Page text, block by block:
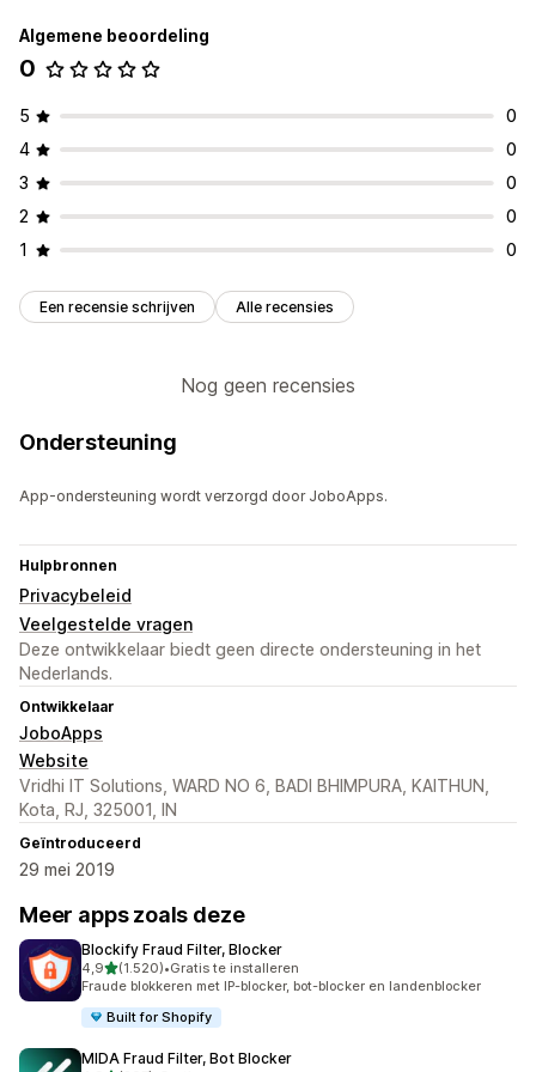
Algemene beoordeling
0
5
0
4
0
3
0
2
0
1
0
Een recensie schrijven Alle recensies
Nog geen recensies
Ondersteuning
App-ondersteuning wordt verzorgd door JoboApps.
Hulpbronnen
Privacybeleid
Veelgestelde vragen
Deze ontwikkelaar biedt geen directe ondersteuning in het
Nederlands.
Ontwikkelaar
JoboApps
Website
Vridhi IT Solutions, WARD NO 6, BADI BHIMPURA, KAITHUN,
Kota, RJ, 325001, IN
Geïntroduceerd
29 mei 2019
Meer apps zoals deze
Blockify Fraud Filter, Blocker
4,9van 5 sterren
(1.520)
1520 recensies in totaal
•Gratis te installeren
Fraude blokkeren met IP-blocker, bot-blocker en landenblocker
Built for Shopify
MIDA Fraud Filter, Bot Blocker